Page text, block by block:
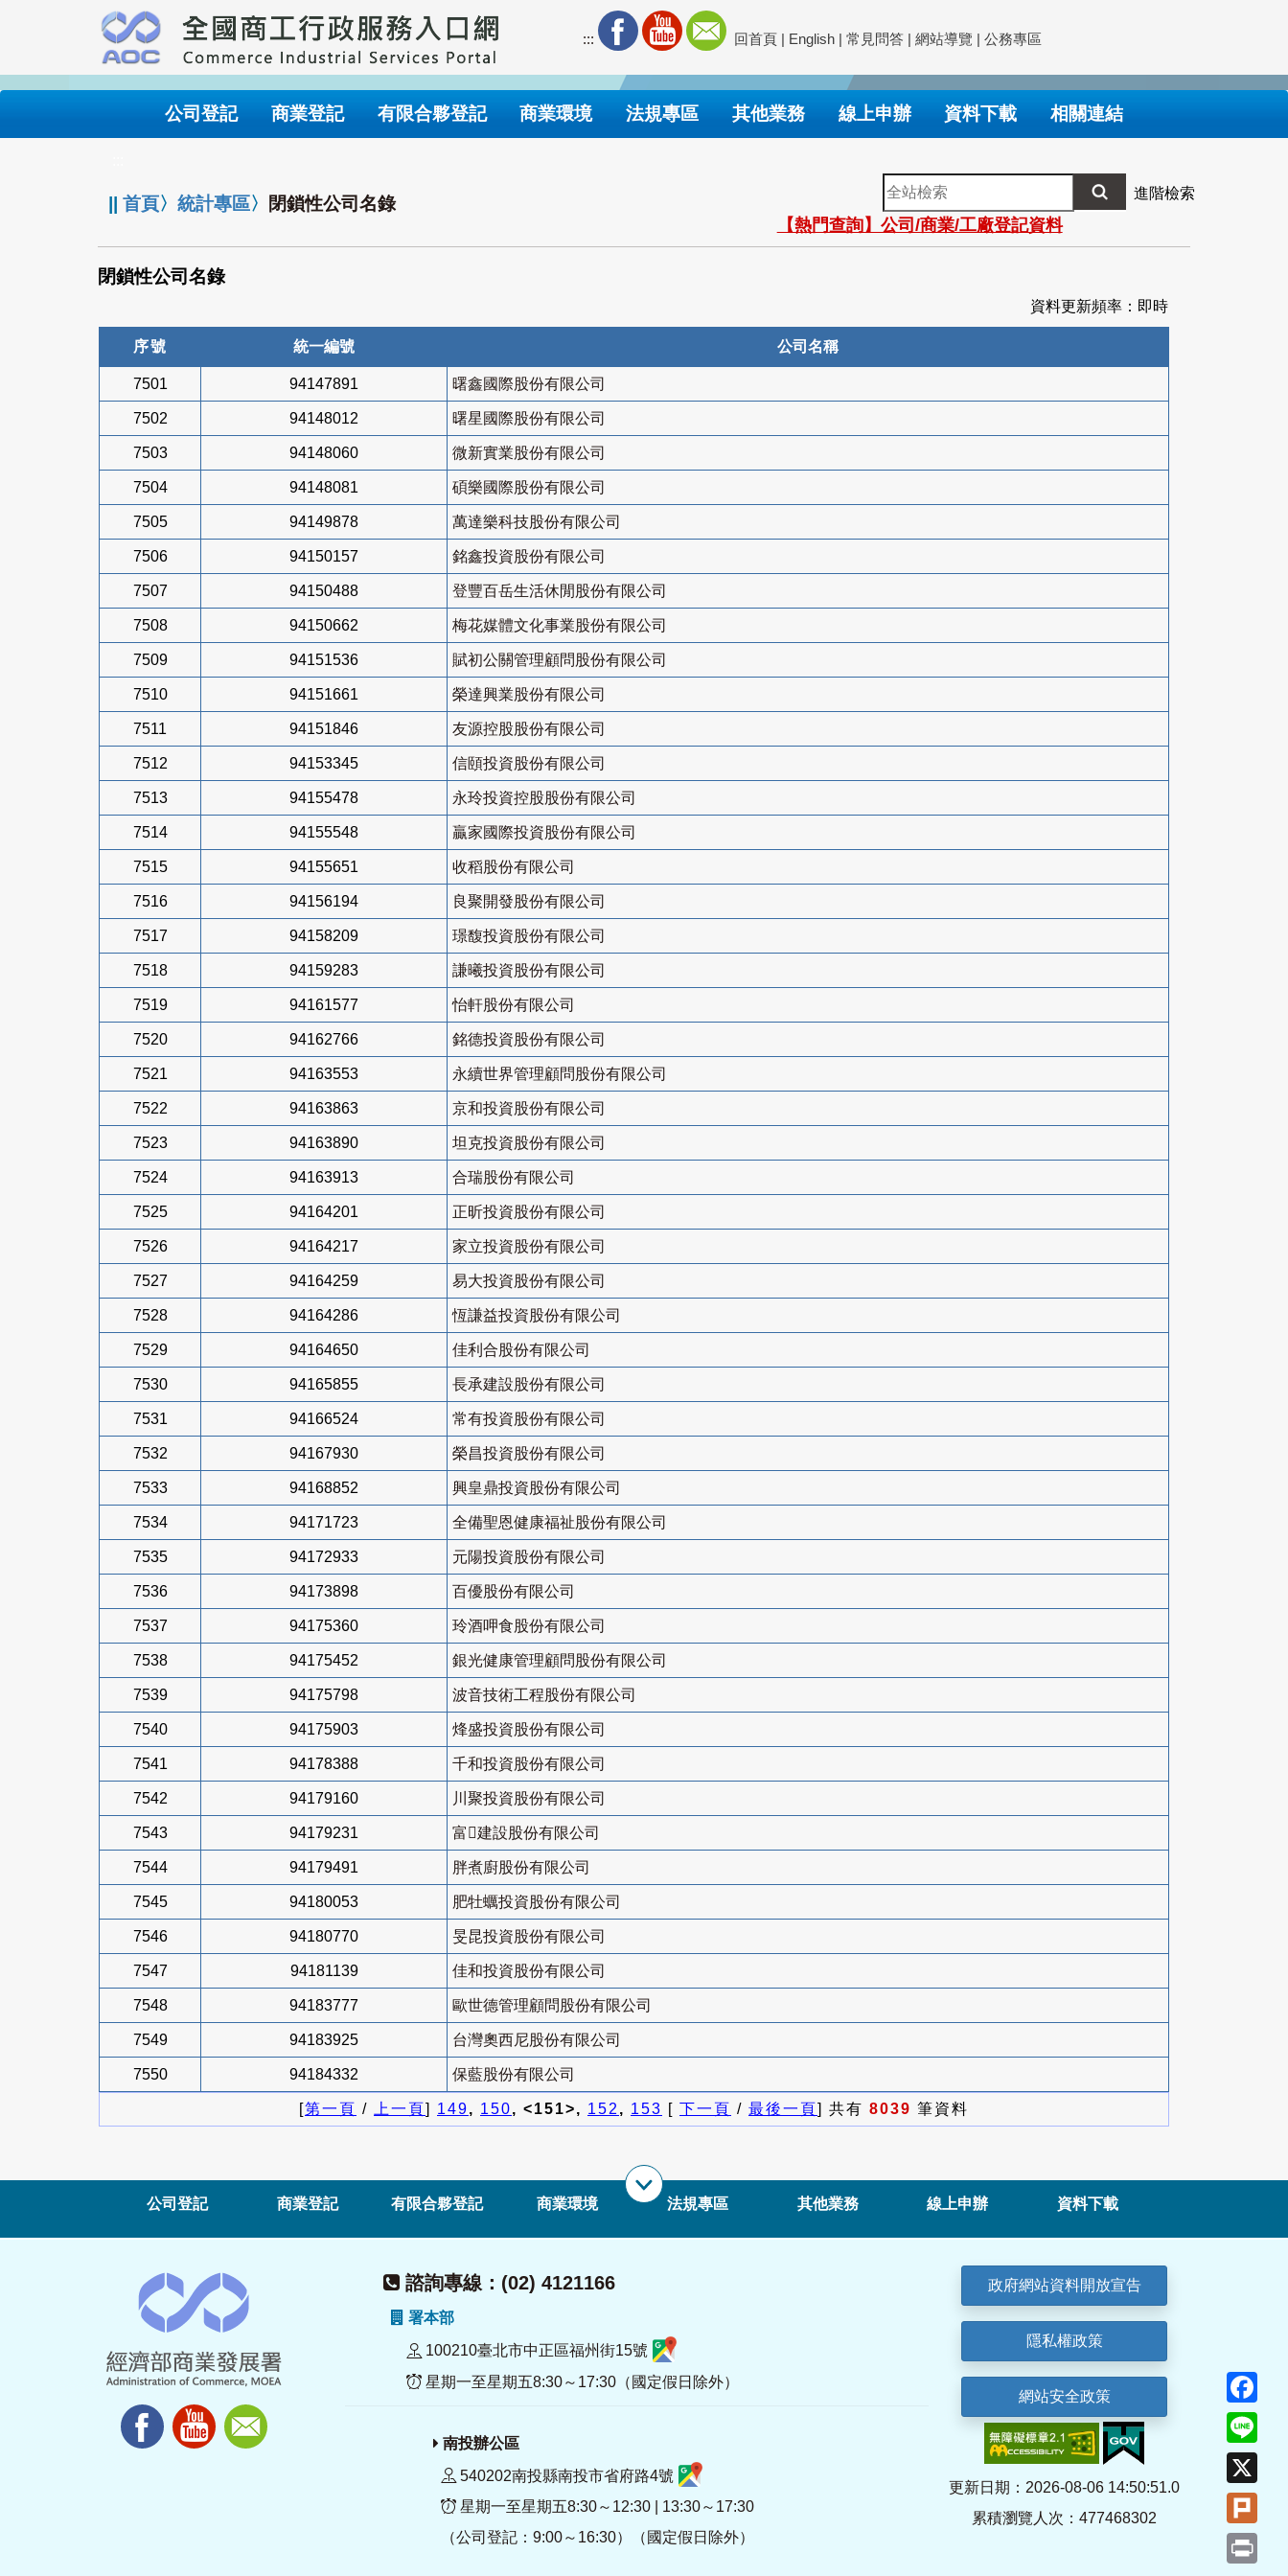
要
內
::: 回首頁 | English | 常見問答 | 網站導覽 | 公務專區
公司登記 商業登記 有限合夥登記 商業環境 法規專區 其他業務 線上申辦 資料下載 相關連結
||首頁〉統計專區〉 閉鎖性公司名錄
全
站
檢
索
進階檢索
【熱門查詢】公司/商業/工廠登記資料
閉鎖性公司名錄
資料更新頻率：即時
序號 統一編號 公司名稱
7501 94147891 曙鑫國際股份有限公司
7502 94148012 曙星國際股份有限公司
7503 94148060 微新實業股份有限公司
7504 94148081 碩樂國際股份有限公司
7505 94149878 萬達樂科技股份有限公司
7506 94150157 銘鑫投資股份有限公司
7507 94150488 登豐百岳生活休閒股份有限公司
7508 94150662 梅花媒體文化事業股份有限公司
7509 94151536 賦初公關管理顧問股份有限公司
7510 94151661 榮達興業股份有限公司
7511 94151846 友源控股股份有限公司
7512 94153345 信頤投資股份有限公司
7513 94155478 永玲投資控股股份有限公司
7514 94155548 贏家國際投資股份有限公司
7515 94155651 收稻股份有限公司
7516 94156194 良聚開發股份有限公司
7517 94158209 璟馥投資股份有限公司
7518 94159283 謙曦投資股份有限公司
7519 94161577 怡軒股份有限公司
7520 94162766 銘德投資股份有限公司
7521 94163553 永續世界管理顧問股份有限公司
7522 94163863 京和投資股份有限公司
7523 94163890 坦克投資股份有限公司
7524 94163913 合瑞股份有限公司
7525 94164201 正昕投資股份有限公司
7526 94164217 家立投資股份有限公司
7527 94164259 易大投資股份有限公司
7528 94164286 恆謙益投資股份有限公司
7529 94164650 佳利合股份有限公司
7530 94165855 長承建設股份有限公司
7531 94166524 常有投資股份有限公司
7532 94167930 榮昌投資股份有限公司
7533 94168852 興皇鼎投資股份有限公司
7534 94171723 全備聖恩健康福祉股份有限公司
7535 94172933 元陽投資股份有限公司
7536 94173898 百優股份有限公司
7537 94175360 玲酒呷食股份有限公司
7538 94175452 銀光健康管理顧問股份有限公司
7539 94175798 波音技術工程股份有限公司
7540 94175903 烽盛投資股份有限公司
7541 94178388 千和投資股份有限公司
7542 94179160 川聚投資股份有限公司
7543 94179231 富建設股份有限公司
7544 94179491 胖煮廚股份有限公司
7545 94180053 肥牡蠣投資股份有限公司
7546 94180770 旻昆投資股份有限公司
7547 94181139 佳和投資股份有限公司
7548 94183777 歐世德管理顧問股份有限公司
7549 94183925 台灣奧西尼股份有限公司
7550 94184332 保藍股份有限公司
[第一頁 / 上一頁] 149, 150, <151>, 152, 153 [ 下一頁 / 最後一頁] 共有 8039 筆資料
公司登記 商業登記 有限合夥登記 商業環境 法規專區 其他業務 線上申辦 資料下載
諮詢專線：(02) 4121166
署本部
100210臺北市中正區福州街15號
星期一至星期五8:30～17:30（國定假日除外）
南投辦公區
540202南投縣南投市省府路4號
星期一至星期五8:30～12:30 | 13:30～17:30
（公司登記：9:00～16:30）（國定假日除外）
政府網站資料開放宣告
隱私權政策
網站安全政策
更新日期：2026-08-06 14:50:51.0
累積瀏覽人次：477468302